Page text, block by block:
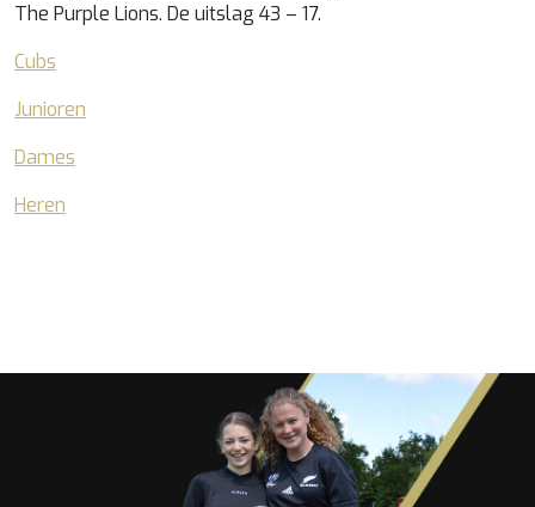
The Purple Lions. De uitslag 43 – 17.
Cubs
Junioren
Dames
Heren